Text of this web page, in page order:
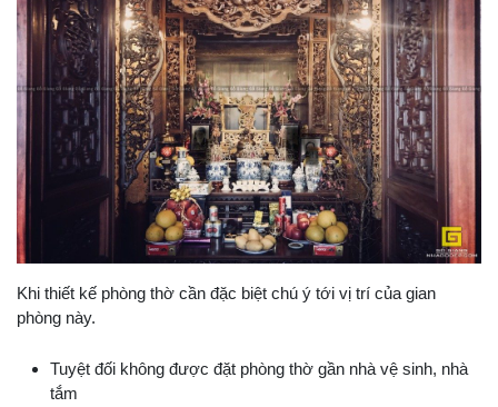
Khi thiết kế phòng thờ cần đặc biệt chú ý tới vị trí của gian
phòng này.
Tuyệt đối không được đặt phòng thờ gần nhà vệ sinh, nhà
tắm